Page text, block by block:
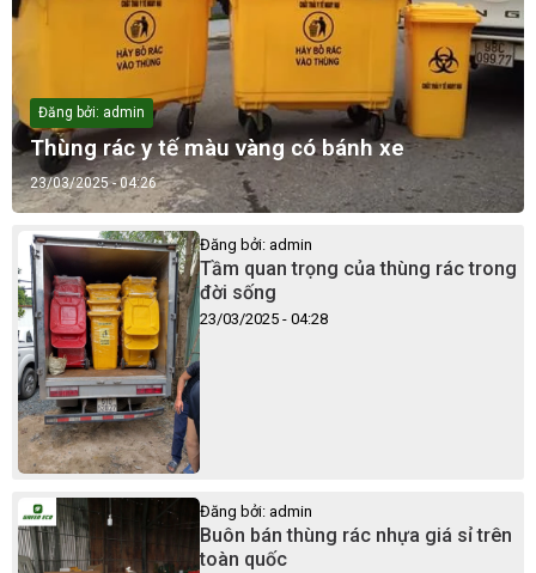
Đăng bởi: admin
Thùng rác y tế màu vàng có bánh xe
23/03/2025 - 04:26
Đăng bởi: admin
Tầm quan trọng của thùng rác trong
đời sống
23/03/2025 - 04:28
Đăng bởi: admin
Buôn bán thùng rác nhựa giá sỉ trên
toàn quốc